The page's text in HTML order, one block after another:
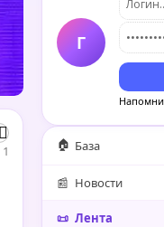
1
Г
🏠 База
📰 Новости
📜 Лента